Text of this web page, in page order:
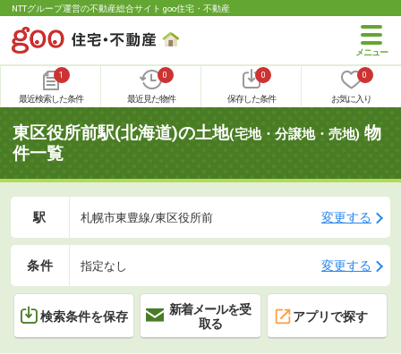
NTTグループ運営の不動産総合サイト goo住宅・不動産
1
最近検索した条件
0
最近見た物件
0
保存した条件
0
お気に入り
東区役所前駅(北海道)の土地(宅地・分譲地・売地) 物
件一覧
駅 札幌市東豊線/東区役所前 変更する
条件 指定なし 変更する
検索条件を保存
新着メールを受
取る
アプリで探す